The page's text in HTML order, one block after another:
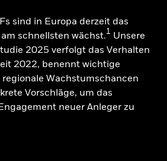
sind in Europa derzeit das
schnellsten wächst.1 Unsere
2025 verfolgt das Verhalten
2022, benennt wichtige
Wachstumschancen
Vorschläge, um das
neuer Anleger zu